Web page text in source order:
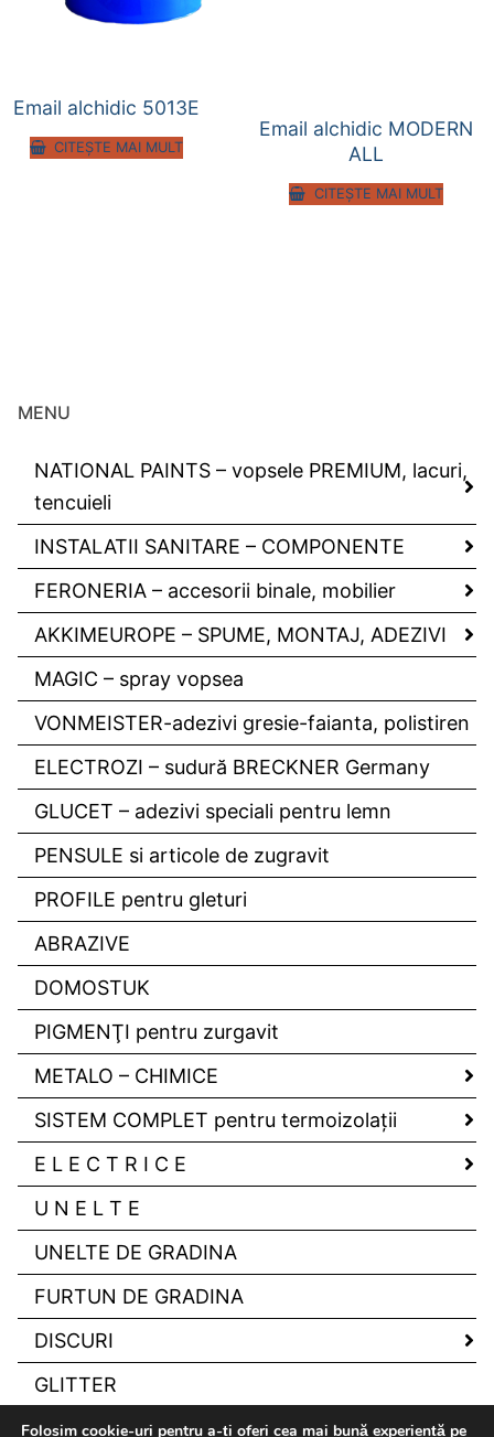
Email alchidic 5013E
CITEȘTE MAI MULT
Email alchidic MODERN
ALL
CITEȘTE MAI MULT
MENU
NATIONAL PAINTS – vopsele PREMIUM, lacuri,
tencuieli
INSTALATII SANITARE – COMPONENTE
FERONERIA – accesorii binale, mobilier
AKKIMEUROPE – SPUME, MONTAJ, ADEZIVI
MAGIC – spray vopsea
VONMEISTER-adezivi gresie-faianta, polistiren
ELECTROZI – sudură BRECKNER Germany
GLUCET – adezivi speciali pentru lemn
PENSULE si articole de zugravit
PROFILE pentru gleturi
ABRAZIVE
DOMOSTUK
PIGMENŢI pentru zurgavit
METALO – CHIMICE
SISTEM COMPLET pentru termoizolaţii
E L E C T R I C E
U N E L T E
UNELTE DE GRADINA
FURTUN DE GRADINA
DISCURI
GLITTER
Folosim cookie-uri pentru a-ți oferi cea mai bună experiență pe